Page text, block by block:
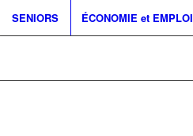
SENIORS ÉCONOMIE et EMPLOI